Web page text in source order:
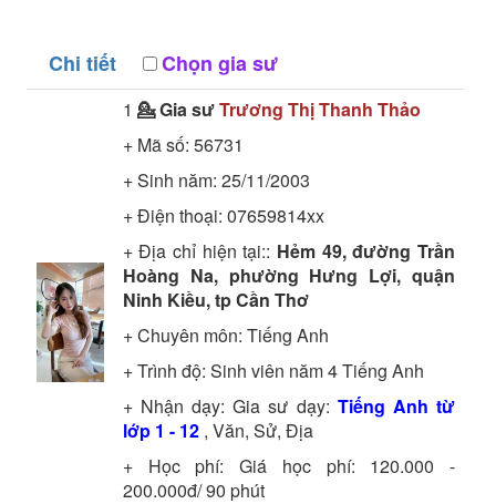
Chi tiết Chọn gia sư
1 💁 Gia sưTrương Thị Thanh Thảo
+ Mã số: 56731
+ Sinh năm: 25/11/2003
+ Điện thoại: 07659814xx
+ Địa chỉ hiện tại:: Hẻm 49, đường Trần
Hoàng Na, phường Hưng Lợi, quận
Ninh Kiều, tp Cần Thơ
+ Chuyên môn: Tiếng Anh
+ Trình độ: Sinh viên năm 4Tiếng Anh
+ Nhận dạy: Gia sư dạy: Tiếng Anh từ
lớp 1 - 12 , Văn, Sử, Địa
+ Học phí: Giá học phí: 120.000 -
200.000đ/ 90 phút